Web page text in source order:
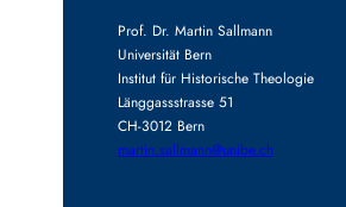
Prof. Dr. Martin Sallmann
Universität Bern
Institut für Historische Theologie
Länggassstrasse 51
CH-3012 Bern
martin.sallmann@unibe.ch